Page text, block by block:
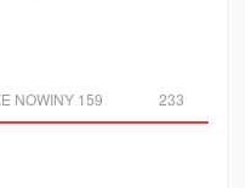
233
NOWINY 159